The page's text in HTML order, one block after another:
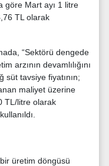
göre Mart ayı 1 litre
TL olarak
“Sektörü dengede
arzının devamlılığını
tavsiye fiyatının;
maliyet üzerine
TL/litre olarak
üretim döngüsü